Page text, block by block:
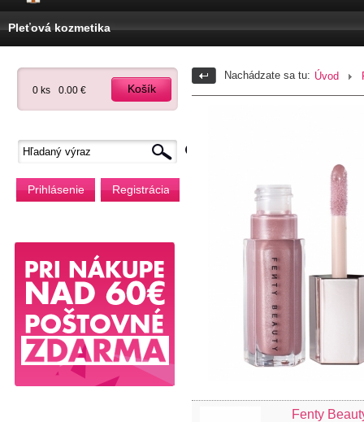
Pleťová kozmetika
0 ks 0.00 € Košík
Prihlásenie Registrácia
Nachádzate sa tu: Úvod
Fenty